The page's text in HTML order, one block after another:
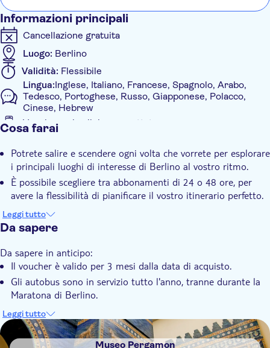
Gropiusbau
Checkpoint Charlie (Friedrichstraße 45)
Gendarmenmarkt
Neptune Fontaine, Neptunbrunnen/Rotes Rathaus
(Rathausstraße 1)
Alexanderplatz/Parco Inn
Lustgarten
Unter den Linden/Friedrichstraße
Tor di Brandeburgo
Reichstag
Straße/Washington Pl)
Castello di Bellevue
Colonna della Vittoria, Siegessäule/ Hofjägerallee
Zoo/Cancello dell'elefante, Elefantentor
Kurfürsendamm 236
reservering van een Hop On/Off altijd prettig op je eerste
Informazioni principali
Cancellazione gratuita
Luogo: Berlino
Validità: Flessibile
Lingua:Inglese, Italiano, Francese, Spagnolo, Arabo,
Tedesco, Portoghese, Russo, Giapponese, Polacco,
Cinese, Hebrew
Voucher sul cellulare accettato
Conferma istantanea
Tour con audioguida
Voucher elettronico
Con audioguida
Cosa farai
Potrete salire e scendere ogni volta che vorrete per esplorare
i principali luoghi di interesse di Berlino al vostro ritmo.
È possibile scegliere tra abbonamenti di 24 o 48 ore, per
avere la flessibilità di pianificare il vostro itinerario perfetto.
Il biglietto è valido fino a 3 mesi, per cui è facile scegliere il
giorno migliore per visitare la città.
Leggi tutto
Da sapere
Da sapere in anticipo:
Il voucher è valido per 3 mesi dalla data di acquisto.
Gli autobus sono in servizio tutto l'anno, tranne durante la
Maratona di Berlino.
La durata del tour classico è di 2 ore. Frequenza: ogni 15-20
minuti. Il primo tour parte alle 09:30 e l'ultimo alle 16:00.
Percorso Berlino Est e Muro Durata: 1 ora. Frequenza: ogni
Leggi tutto
DSA1Museo Pergamon
Museo Pergamon